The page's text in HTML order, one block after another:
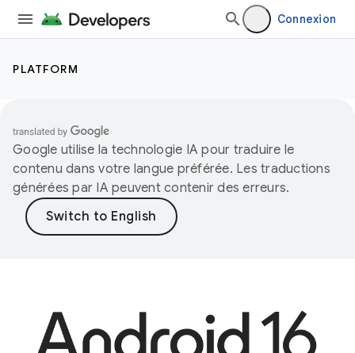
Connexion
PLATFORM
Google utilise la technologie IA pour traduire le
contenu dans votre langue préférée. Les traductions
générées par IA peuvent contenir des erreurs.